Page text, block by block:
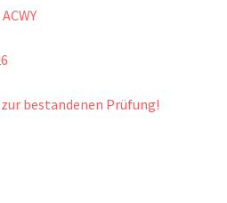
bestandenen Prüfung!